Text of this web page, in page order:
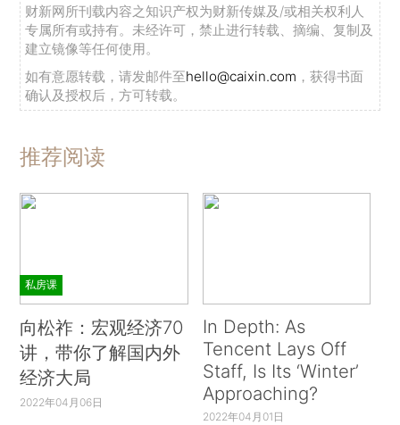
财新网所刊载内容之知识产权为财新传媒及/或相关权利人
专属所有或持有。未经许可，禁止进行转载、摘编、复制及
建立镜像等任何使用。
如有意愿转载，请发邮件至hello@caixin.com ，获得书面
确认及授权后，方可转载。
推荐阅读
私房课
向松祚：宏观经济70
讲，带你了解国内外
经济大局
2022年04月06日
In Depth: As
Tencent Lays Off
Staff, Is Its ‘Winter’
Approaching?
2022年04月01日